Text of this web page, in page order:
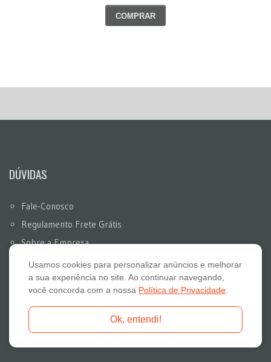
COMPRAR
DÚVIDAS
Fale-Conosco
Regulamento Frete Grátis
Sobre a Empresa
Trocas e Devoluções
Blog
Compras no Atacado
Usamos cookies para personalizar anúncios e melhorar
a sua experiência no site. Ao continuar navegando,
você concorda com a nossa Política de Privacidade
Ok, entendi!